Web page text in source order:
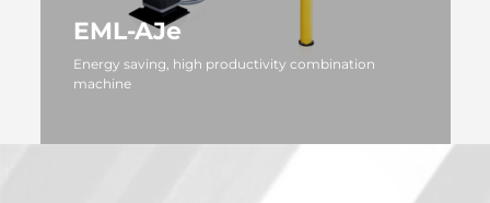
EML-AJe
Energy saving, high productivity combination
machine